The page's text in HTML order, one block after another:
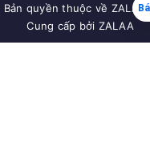
quyền thuộc về ZALAA
Cung cấp bởi ZALAA